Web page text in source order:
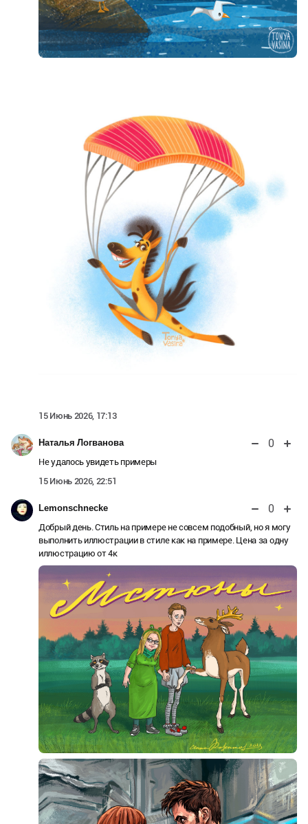
15 Июнь 2026, 17:13
Наталья Логванова 0
Не удалось увидеть примеры
15 Июнь 2026, 22:51
Lemonschnecke 0
Добрый день. Стиль на примере не совсем подобный, но я могу
выполнить иллюстрации в стиле как на примере. Цена за одну
иллюстрацию от 4к